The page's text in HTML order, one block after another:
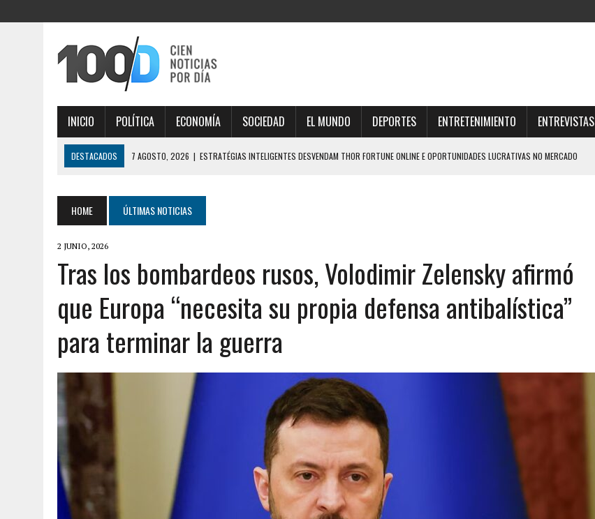
INICIO POLÍTICA ECONOMÍA SOCIEDAD EL MUNDO DEPORTES ENTRETENIMIENTO ENTREVISTAS
DESTACADOS 7 AGOSTO, 2026 | ESTRATÉGIAS INTELIGENTES DESVENDAM THOR FORTUNE ONLINE E OPORTUNIDADES LUCRATIVAS NO MERCADO
7 AGOSTO, 2026
7 AGOSTO, 2026 | JOGOS VICIANTES E BÔNUS INCRÍVEIS AO EXPLORAR O UNIVERSO THOR FORTUNE CASINO ONLINE
7 AGOSTO, 2026
7 AGOSTO, 2026
ÉLÉGANTE SÉLECTION DE JEUX EN LIGNE, DÉCOUVREZ PLAYJONNY ET MULTIPLIEZ VOS CHANCES DE VICTOIRE AISÉMENT
HOME ÚLTIMAS NOTICIAS
2 JUNIO, 2026
Tras los bombardeos rusos, Volodimir Zelensky afirmó
que Europa “necesita su propia defensa antibalística”
para terminar la guerra